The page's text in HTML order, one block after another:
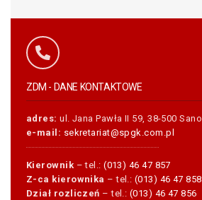
ZDM - DANE KONTAKTOWE
adres: ul. Jana Pawła II 59, 38-500
e-mail: sekretariat@spgk.com.pl
Kierownik – tel.:(013) 46 47 857
Z-ca kierownika – tel.: (013) 46 47 858
Dział rozliczeń – tel.: (013) 46 47 856